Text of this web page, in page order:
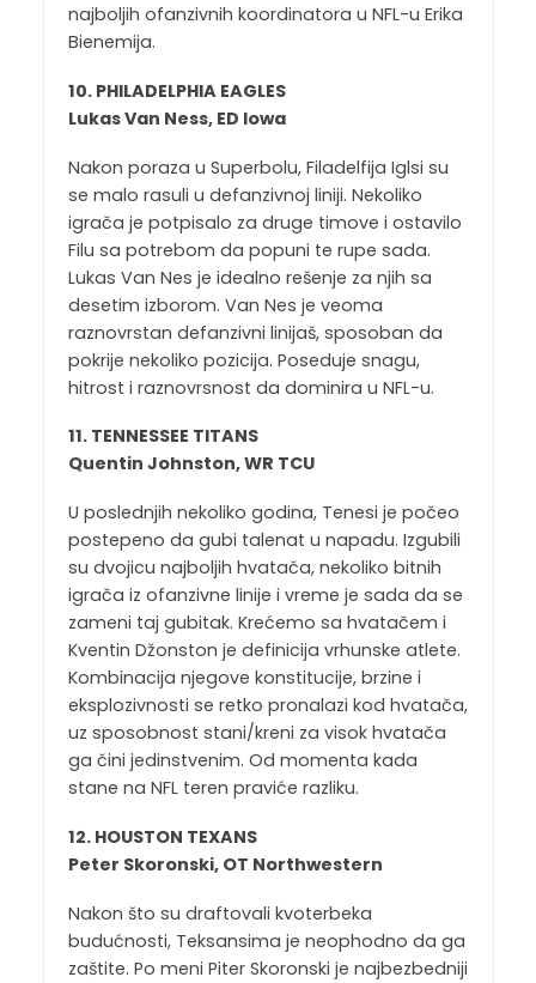
najboljih ofanzivnih koordinatora u NFL-u Erika
Bienemija.
10. PHILADELPHIA EAGLES
Lukas Van Ness, ED lowa
Nakon poraza u Superbolu, Filadelfija Iglsi su
se malo rasuli u defanzivnoj liniji. Nekoliko
igrača je potpisalo za druge timove i ostavilo
Filu sa potrebom da popuni te rupe sada.
Lukas Van Nes je idealno rešenje za njih sa
desetim izborom. Van Nes je veoma
raznovrstan defanzivni linijaš, sposoban da
pokrije nekoliko pozicija. Poseduje snagu,
hitrost i raznovrsnost da dominira u NFL-u.
11. TENNESSEE TITANS
Quentin Johnston, WR TCU
U poslednjih nekoliko godina, Tenesi je počeo
postepeno da gubi talenat u napadu. Izgubili
su dvojicu najboljih hvatača, nekoliko bitnih
igrača iz ofanzivne linije i vreme je sada da se
zameni taj gubitak. Krećemo sa hvatačem i
Kventin Džonston je definicija vrhunske atlete.
Kombinacija njegove konstitucije, brzine i
eksplozivnosti se retko pronalazi kod hvatača,
uz sposobnost stani/kreni za visok hvatača
ga čini jedinstvenim. Od momenta kada
stane na NFL teren praviće razliku.
12. HOUSTON TEXANS
Peter Skoronski, OT Northwestern
Nakon što su draftovali kvoterbeka
budućnosti, Teksansima je neophodno da ga
zaštite. Po meni Piter Skoronski je najbezbedniji